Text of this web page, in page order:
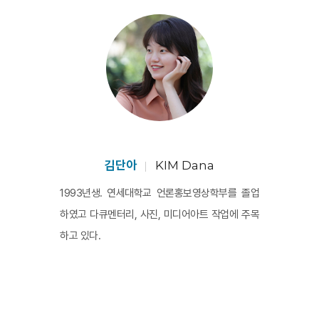
김단아 KIM Dana
1993년생. 연세대학교 언론홍보영상학부를 졸업
하였고 다큐멘터리, 사진, 미디어아트 작업에 주목
하고 있다.